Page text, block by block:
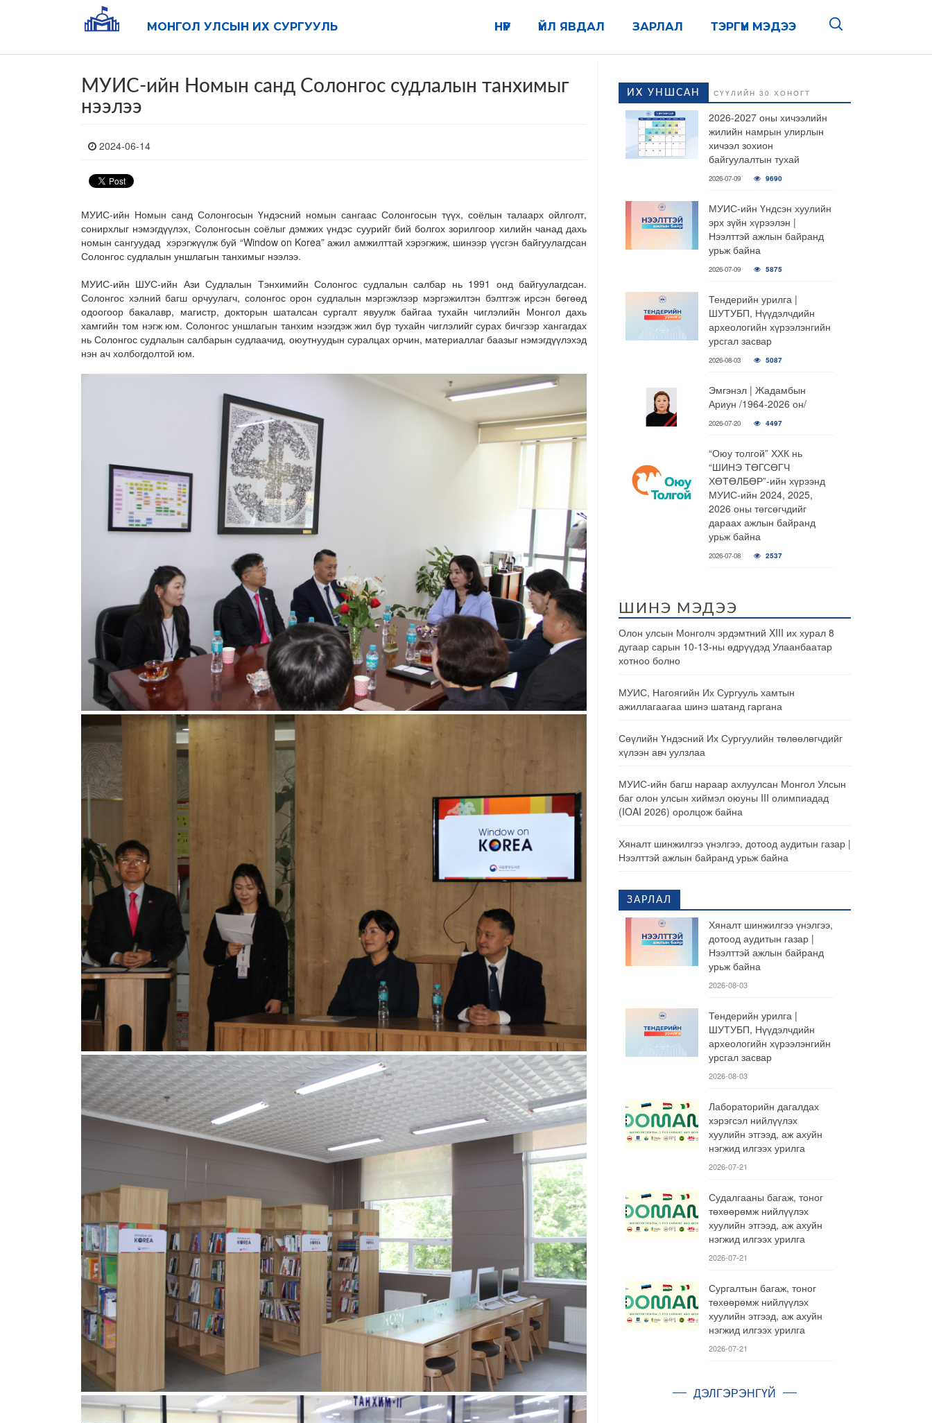
МОНГОЛ УЛСЫН ИХ СУРГУУЛЬ ТЭРГҮҮН МЭДЭЭ
ЗАРЛАЛ
ҮЙЛ ЯВДАЛ
НҮҮР
МУИС-ийн Номын санд Солонгос судлалын танхимыг
нээлээ
2024-06-14
МУИС-ийн Номын санд Солонгосын Үндэсний номын сангаас Солонгосын түүх, соёлын талаарх ойлголт,
сонирхлыг нэмэгдүүлэх, Солонгосын соёлыг дэмжих үндэс суурийг бий болгох зорилгоор хилийн чанад дахь
номын сангуудад хэрэгжүүлж буй “Window on Korea” ажил амжилттай хэрэгжиж, шинээр үүсгэн байгуулагдсан
Солонгос судлалын уншлагын танхимыг нээлээ.
МУИС-ийн ШУС-ийн Ази Судлалын Тэнхимийн Солонгос судлалын салбар нь 1991 онд байгуулагдсан.
Солонгос хэлний багш орчуулагч, солонгос орон судлалын мэргэжлээр мэргэжилтэн бэлтгэж ирсэн бөгөөд
одоогоор бакалавр, магистр, докторын шаталсан сургалт явуулж байгаа тухайн чиглэлийн Монгол дахь
хамгийн том нэгж юм. Солонгос уншлагын танхим нээгдэж жил бүр тухайн чиглэлийг сурах бичгээр хангагдах
нь Солонгос судлалын салбарын судлаачид, оюутнуудын суралцах орчин, материаллаг баазыг нэмэгдүүлэхэд
нэн ач холбогдолтой юм.
ИХ УНШСАН СҮҮЛИЙН 30 ХОНОГТ
2026-2027 оны хичээлийн
жилийн намрын улирлын
хичээл зохион
байгуулалтын тухай
2026-07-09 9690
МУИС-ийн Үндсэн хуулийн
эрх зүйн хүрээлэн |
Нээлттэй ажлын байранд
урьж байна
2026-07-09 5875
Тендерийн урилга |
ШУТУБП, Нүүдэлчдийн
археологийн хүрээлэнгийн
урсгал засвар
2026-08-03 5087
Эмгэнэл | Жадамбын
Ариун /1964-2026 он/
2026-07-20 4497
“Оюу толгой” ХХК нь
“ШИНЭ ТӨГСӨГЧ
ХӨТӨЛБӨР”-ийн хүрээнд
МУИС-ийн 2024, 2025,
2026 оны төгсөгчдийг
дараах ажлын байранд
урьж байна
2026-07-08 2537
ШИНЭ МЭДЭЭ
Олон улсын Монголч эрдэмтний XIII их хурал 8
дугаар сарын 10-13-ны өдрүүдэд Улаанбаатар
хотноо болно
МУИС, Нагоягийн Их Сургууль хамтын
ажиллагаагаа шинэ шатанд гаргана
Сөүлийн Үндэсний Их Сургуулийн төлөөлөгчдийг
хүлээн авч уулзлаа
МУИС-ийн багш нараар ахлуулсан Монгол Улсын
баг олон улсын хиймэл оюуны III олимпиадад
(IOAI 2026) оролцож байна
Хяналт шинжилгээ үнэлгээ, дотоод аудитын газар |
Нээлттэй ажлын байранд урьж байна
ЗАРЛАЛ
Хяналт шинжилгээ үнэлгээ,
дотоод аудитын газар |
Нээлттэй ажлын байранд
урьж байна
2026-08-03
Тендерийн урилга |
ШУТУБП, Нүүдэлчдийн
археологийн хүрээлэнгийн
урсгал засвар
2026-08-03
Лабораторийн дагалдах
хэрэгсэл нийлүүлэх
хуулийн этгээд, аж ахуйн
нэгжид илгээх урилга
2026-07-21
Судалгааны багаж, тоног
төхөөрөмж нийлүүлэх
хуулийн этгээд, аж ахуйн
нэгжид илгээх урилга
2026-07-21
Сургалтын багаж, тоног
төхөөрөмж нийлүүлэх
хуулийн этгээд, аж ахуйн
нэгжид илгээх урилга
2026-07-21
ДЭЛГЭРЭНГҮЙ